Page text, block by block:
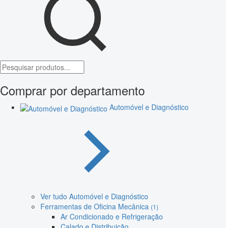
Comprar por departamento
Automóvel e Diagnóstico
Ver tudo Automóvel e Diagnóstico
Ferramentas de Oficina Mecânica (1)
Ar Condicionado e Refrigeração